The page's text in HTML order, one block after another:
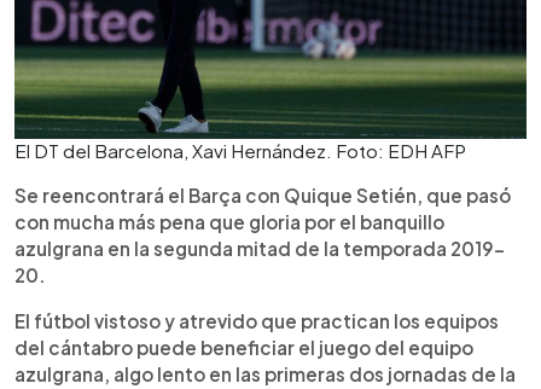
El DT del Barcelona, Xavi Hernández. Foto: EDH AFP
Se reencontrará el Barça con Quique Setién, que pasó
con mucha más pena que gloria por el banquillo
azulgrana en la segunda mitad de la temporada 2019-
20.
El fútbol vistoso y atrevido que practican los equipos
del cántabro puede beneficiar el juego del equipo
azulgrana, algo lento en las primeras dos jornadas de la